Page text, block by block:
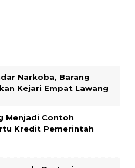
Narkoba, Barang
Kejari Empat Lawang
Menjadi Contoh
Kredit Pemerintah